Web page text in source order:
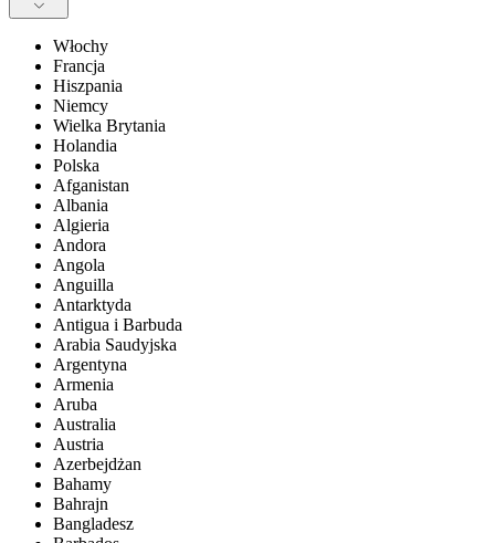
Włochy
Francja
Hiszpania
Niemcy
Wielka Brytania
Holandia
Polska
Afganistan
Albania
Algieria
Andora
Angola
Anguilla
Antarktyda
Antigua i Barbuda
Arabia Saudyjska
Argentyna
Armenia
Aruba
Australia
Austria
Azerbejdżan
Bahamy
Bahrajn
Bangladesz